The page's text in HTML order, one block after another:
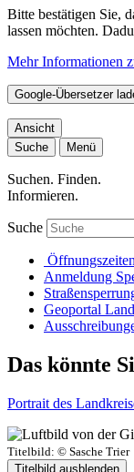
Bitte bestätigen Sie,
lassen möchten.
Mehr Informationen
Google-Übersetzer
Ansicht
Suche
Menü
Suchen. Finden.
Informieren.
Suche
Anmeldung
Geoportal
Das könnte
Portrait des
Titelbild: © Sasche Trier
Titelbild ausblenden